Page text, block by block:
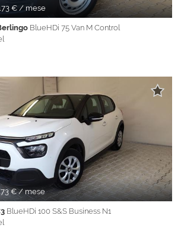
€ / mese
BlueHDi 75 Van M Control
€ / mese
BlueHDi 100 S&S Business N1